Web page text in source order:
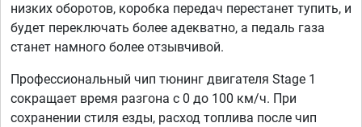
низких оборотов, коробка передач перестанет тупить, и
будет переключать более адекватно, а педаль газа
станет намного более отзывчивой.
Профессиональный чип тюнинг двигателя Stage 1
сокращает время разгона с 0 до 100 км/ч. При
сохранении стиля езды, расход топлива после чип